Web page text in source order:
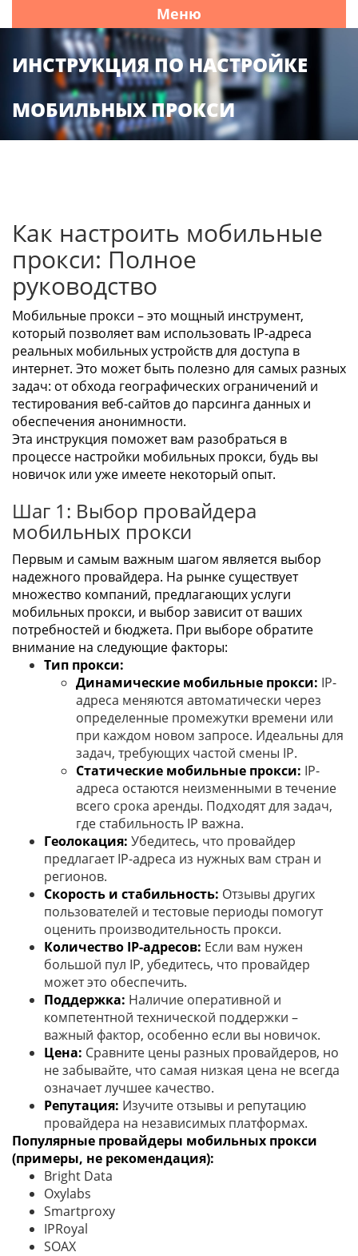
Меню
ИНСТРУКЦИЯ ПО НАСТРОЙКЕ
МОБИЛЬНЫХ ПРОКСИ
Как настроить мобильные
прокси: Полное
руководство
Мобильные прокси – это мощный инструмент,
который позволяет вам использовать IP-адреса
реальных мобильных устройств для доступа в
интернет. Это может быть полезно для самых разных
задач: от обхода географических ограничений и
тестирования веб-сайтов до парсинга данных и
обеспечения анонимности.
Эта инструкция поможет вам разобраться в
процессе настройки мобильных прокси, будь вы
новичок или уже имеете некоторый опыт.
Шаг 1: Выбор провайдера
мобильных прокси
Первым и самым важным шагом является выбор
надежного провайдера. На рынке существует
множество компаний, предлагающих услуги
мобильных прокси, и выбор зависит от ваших
потребностей и бюджета. При выборе обратите
внимание на следующие факторы:
Тип прокси:
Динамические мобильные прокси: IP-
адреса меняются автоматически через
определенные промежутки времени или
при каждом новом запросе. Идеальны для
задач, требующих частой смены IP.
Статические мобильные прокси: IP-
адреса остаются неизменными в течение
всего срока аренды. Подходят для задач,
где стабильность IP важна.
Геолокация: Убедитесь, что провайдер
предлагает IP-адреса из нужных вам стран и
регионов.
Скорость и стабильность: Отзывы других
пользователей и тестовые периоды помогут
оценить производительность прокси.
Количество IP-адресов: Если вам нужен
большой пул IP, убедитесь, что провайдер
может это обеспечить.
Поддержка: Наличие оперативной и
компетентной технической поддержки –
важный фактор, особенно если вы новичок.
Цена: Сравните цены разных провайдеров, но
не забывайте, что самая низкая цена не всегда
означает лучшее качество.
Репутация: Изучите отзывы и репутацию
провайдера на независимых платформах.
Популярные провайдеры мобильных прокси
(примеры, не рекомендация):
Bright Data
Oxylabs
Smartproxy
IPRoyal
SOAX